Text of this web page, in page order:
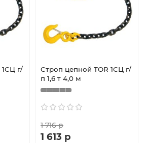
г/
Строп цепной TOR 1СЦ г/
п 1,6 т 4,0 м
1 716 р
1 613 р